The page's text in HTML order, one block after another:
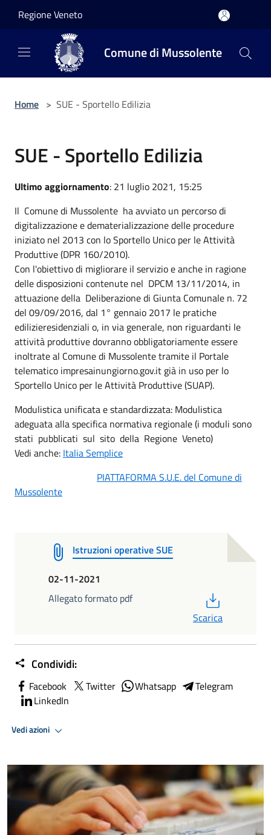
Regione Veneto
Comune di Mussolente
Home > SUE - Sportello Edilizia
SUE - Sportello Edilizia
Ultimo aggiornamento: 21 luglio 2021, 15:25
Il Comune di Mussolente ha avviato un percorso di
digitalizzazione e dematerializzazione delle procedure
iniziato nel 2013 con lo Sportello Unico per le Attività
Produttive (DPR 160/2010).
Con l'obiettivo di migliorare il servizio e anche in ragione
delle disposizioni contenute nel DPCM 13/11/2014, in
attuazione della Deliberazione di Giunta Comunale n. 72
del 09/09/2016, dal 1° gennaio 2017 le pratiche
edilizieresidenziali o, in via generale, non riguardanti le
attività produttive dovranno obbligatoriamente essere
inoltrate al Comune di Mussolente tramite il Portale
telematico impresainungiorno.gov.it già in uso per lo
Sportello Unico per le Attività Produttive (SUAP).
Modulistica unificata e standardizzata: Modulistica
adeguata alla specifica normativa regionale (i moduli sono
stati pubblicati sul sito della Regione Veneto)
Vedi anche: Italia Semplice
PIATTAFORMA S.U.E. del Comune di
Mussolente
Istruzioni operative SUE
02-11-2021
Allegato formato pdf
Scarica
Condividi:
Facebook Twitter Whatsapp
Telegram
LinkedIn
Vedi azioni